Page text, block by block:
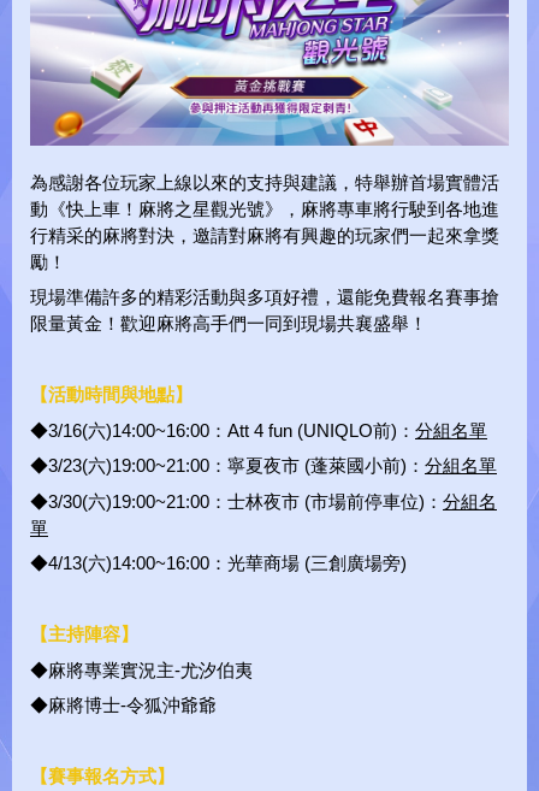
麻將之星
為感謝各位玩家上線以來的支持與建議，特舉辦首場實體活
動《快上車！麻將之星觀光號》，麻將專車將行駛到各地進
行精采的麻將對決，邀請對麻將有興趣的玩家們一起來拿獎
勵！
現場準備許多的精彩活動與多項好禮，還能免費報名賽事搶
限量黃金！歡迎麻將高手們一同到現場共襄盛舉！
【活動時間與地點】
◆3/16(六)14:00~16:00：Att 4 fun (UNIQLO前)： 分組名單
◆3/23(六)19:00~21:00：寧夏夜市 (蓬萊國小前)： 分組名單
◆3/30(六)19:00~21:00：士林夜市 (市場前停車位)： 分組名
單
◆4/13(六)14:00~16:00：光華商場 (三創廣場旁)
【主持陣容】
◆麻將專業實況主-尤汐伯夷
◆麻將博士-令狐沖爺爺
【賽事報名方式】